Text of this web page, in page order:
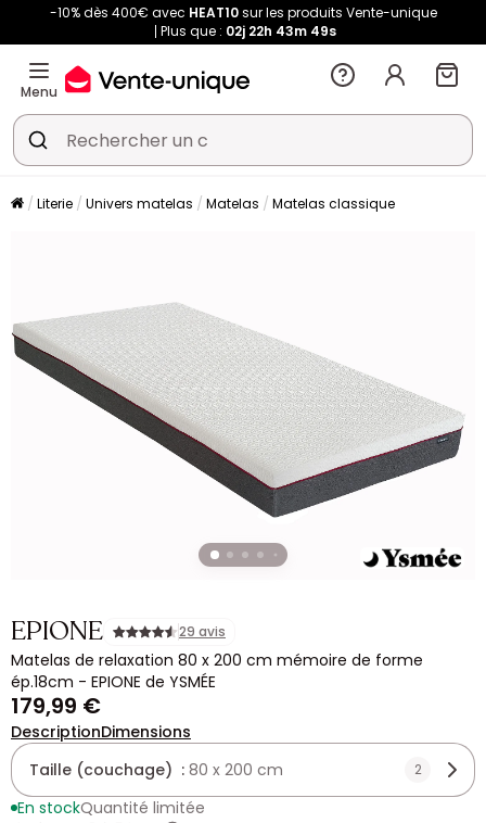
-10% dès 400€ avec HEAT10sur les produits Vente-unique
Plus que : 02j 22h 43m 47s
Menu
Literie Univers matelas Matelas Matelas classique
EPIONE 29 avis
Matelas de relaxation 80 x 200 cm mémoire de forme
ép.18cm - EPIONE de YSMÉE
179,99 €
DescriptionDimensions
Taille (couchage) : 80 x 200 cm 2
En stockQuantité limitée